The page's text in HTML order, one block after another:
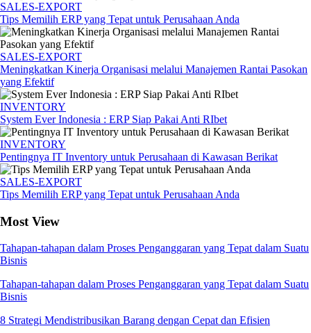
SALES-EXPORT
Tips Memilih ERP yang Tepat untuk Perusahaan Anda
SALES-EXPORT
Meningkatkan Kinerja Organisasi melalui Manajemen Rantai Pasokan
yang Efektif
INVENTORY
System Ever Indonesia : ERP Siap Pakai Anti RIbet
INVENTORY
Pentingnya IT Inventory untuk Perusahaan di Kawasan Berikat
SALES-EXPORT
Tips Memilih ERP yang Tepat untuk Perusahaan Anda
Most View
Tahapan-tahapan dalam Proses Penganggaran yang Tepat dalam Suatu
Bisnis
Tahapan-tahapan dalam Proses Penganggaran yang Tepat dalam Suatu
Bisnis
8 Strategi Mendistribusikan Barang dengan Cepat dan Efisien